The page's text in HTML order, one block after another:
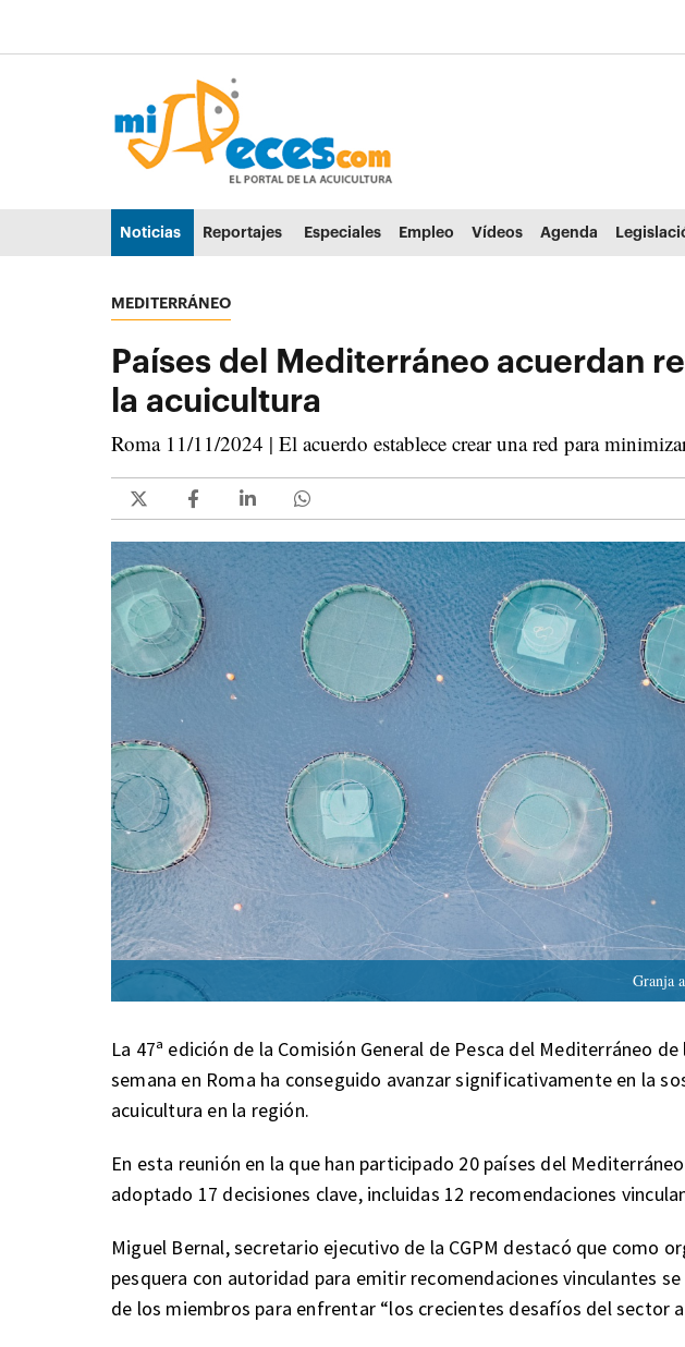
Ir al menú principal (alt + u)
Noticias Reportajes Especiales Empleo Vídeos Agenda
MEDITERRÁNEO
Países del Mediterráneo acuerdan
la acuicultura
Roma 11/11/2024 | El acuerdo establece crear una red para
Granja
La 47ª edición de la Comisión General de Pesca del Mediterráneo de
semana en Roma ha conseguido avanzar significativamente en la
acuicultura en la región.
En esta reunión en la que han participado 20 países del
adoptado 17 decisiones clave, incluidas 12 recomendaciones
Miguel Bernal, secretario ejecutivo de la CGPM destacó que como
pesquera con autoridad para emitir recomendaciones vinculantes
de los miembros para enfrentar “los crecientes desafíos del sector